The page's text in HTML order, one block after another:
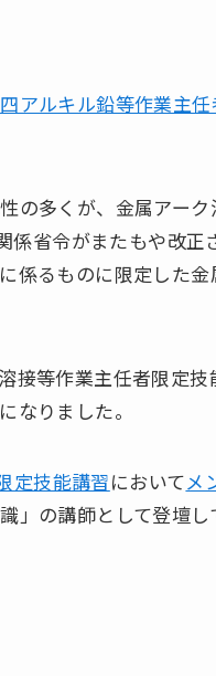
ルキル鉛等作業主任
の多くが、金属アー
省令がまたもや改正
係るものに限定した
接等作業主任者限定
なりました。
定技能講習においてメ
の講師として登壇し